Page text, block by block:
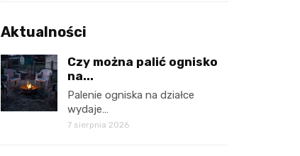
Aktualności
Czy można palić ognisko
na...
Palenie ogniska na działce
wydaje…
7 sierpnia 2026